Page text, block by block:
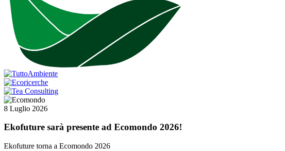
8 Luglio 2026
Ekofuture sarà presente ad Ecomondo 2026!
Ekofuture torna a Ecomondo 2026